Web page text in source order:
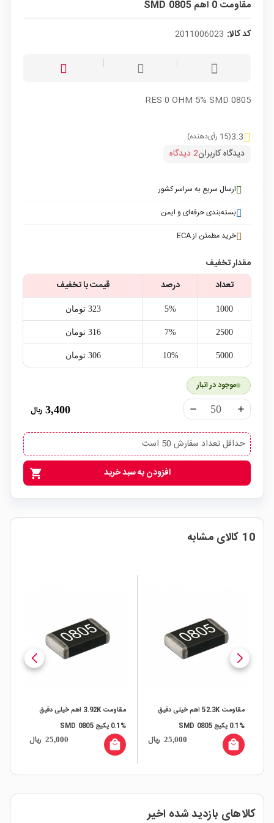
مقاومت 0 اهم SMD 0805
کد کالا: 2011006023
RES 0 OHM 5% SMD 0805
3.3(15 رأی‌دهنده)
دیدگاه کاربران2 دیدگاه
ارسال سریع به سراسر کشور
بسته‌بندی حرفه‌ای و ایمن
خرید مطمئن از ECA
مقدار تخفیف
تعداد
درصد قیمت با تخفیف
1000
5% 323‎ تومان
2500
7% 316‎ تومان
5000
10% 306‎ تومان
موجود در انبار
remove add
3,400 ریال
حداقل تعداد سفارش 50 است
shopping_cart افزودن به سبد خرید
10 کالای مشابه
مقاومت 52.3K اهم خیلی دقیق
%0.1 پکیج SMD 0805
25,000 ریال local_mall
مقاومت 3.92K اهم خیلی دقیق
%0.1 پکیج SMD 0805
25,000 ریال local_mall
کالاهای بازدید شده اخیر